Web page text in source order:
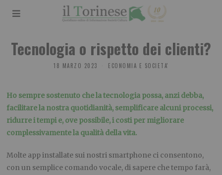
Tecnologia o rispetto dei clienti?
18 MARZO 2023 ECONOMIA E SOCIETA'
Ho sempre sostenuto che la tecnologia possa, anzi debba,
facilitare la nostra quotidianità, semplificare alcuni processi,
ridurre i tempi e, ove possibile, i costi per migliorare
complessivamente la qualità della vita.
Molte app installate sui nostri smartphone ci consentono,
con un semplice comando vocale, di sapere che tempo farà,